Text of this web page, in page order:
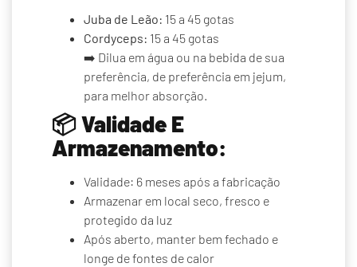
Juba de Leão: 15 a 45 gotas
Cordyceps: 15 a 45 gotas
➡️ Dilua em água ou na bebida de sua
preferência, de preferência em jejum,
para melhor absorção.
📦Validade E
Armazenamento:
Validade: 6 meses após a fabricação
Armazenar em local seco, fresco e
protegido da luz
Após aberto, manter bem fechado e
longe de fontes de calor